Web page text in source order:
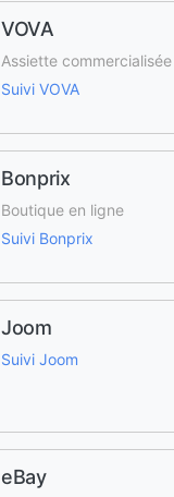
VOVA
Assiette
Suivi VOVA
Bonprix
Boutique en ligne
Suivi Bonprix
Joom
Suivi Joom
eBay